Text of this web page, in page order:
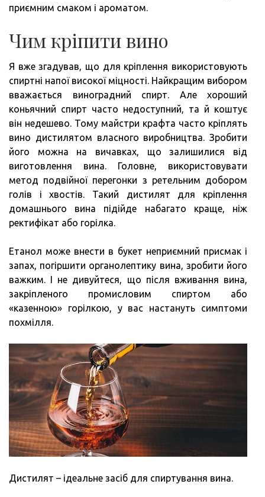
приємним смаком і ароматом.
Чим кріпити вино
Я вже згадував, що для кріплення використовують
спиртні напої високої міцності. Найкращим вибором
вважається виноградний спирт. Але хороший
коньячний спирт часто недоступний, та й коштує
він недешево. Тому майстри крафта часто кріплять
вино дистилятом власного виробництва. Зробити
його можна на вичавках, що залишилися від
виготовлення вина. Головне, використовувати
метод подвійної перегонки з ретельним добором
голів і хвостів. Такий дистилят для кріплення
домашнього вина підійде набагато краще, ніж
ректифікат або горілка.
Етанол може внести в букет неприємний присмак і
запах, погіршити органолептику вина, зробити його
важким. І не дивуйтеся, що після вживання вина,
закріпленого промисловим спиртом або
«казенною» горілкою, у вас настануть симптоми
похмілля.
Дистилят – ідеальне засіб для спиртування вина.